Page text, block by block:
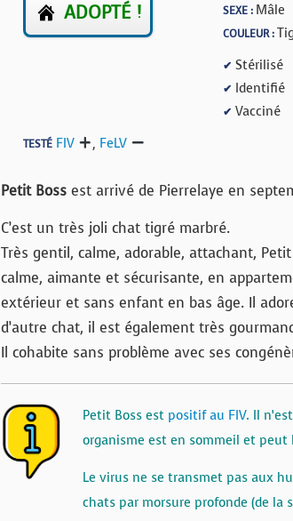
ADOPTÉ ! SEXE : Mâle
COULEUR :
✔ Stérilisé
✔ Identifié
✔ Vacciné
TESTÉ FIV , FeLV
Petit Boss est arrivé de Pierrelaye en
C’est un très joli chat tigré marbré.
Très gentil, calme, adorable, attachant,
calme, aimante et sécurisante, en
extérieur et sans enfant en bas âge. Il
d’autre chat, il est également très
Il cohabite sans problème avec ses
Petit Boss est positif au FIV. Il
organisme est en sommeil et
Le virus ne se transmet pas aux
chats par morsure profonde (de la